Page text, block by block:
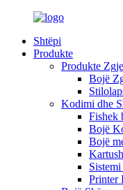
Shtëpi
Produkte
Produkte
Bojë
Kodimi dhe
Fishek
Bojë
Bojë
Printer